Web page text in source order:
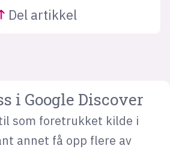
Del artikkel
i Google Discover
som foretrukket kilde i
annet få opp flere av